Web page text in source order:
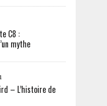
C8 :
mythe
– L’histoire de